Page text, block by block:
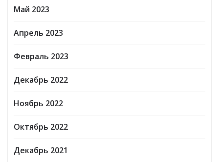
Май 2023
Апрель 2023
Февраль 2023
Декабрь 2022
Ноябрь 2022
Октябрь 2022
Декабрь 2021